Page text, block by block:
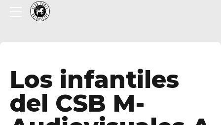
Los infantiles
del CSB M-